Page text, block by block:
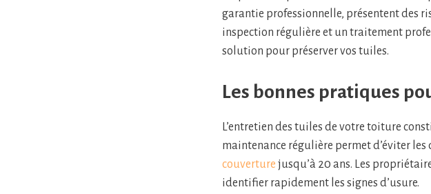
garantie professionnelle, présentent des
inspection régulière et un traitement
solution pour préserver vos tuiles.
Les bonnes pratiques
L’entretien des tuiles de votre toiture
maintenance régulière permet d’éviter
couverture jusqu’à 20 ans. Les
identifier rapidement les signes d’usure.